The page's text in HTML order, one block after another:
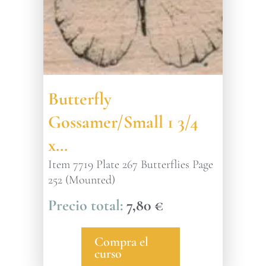
Butterfly
Gossamer/Small 1 3/4
x…
Item 7719 Plate 267 Butterflies Page
252 (Mounted)
7,80 €
Compra el
curso